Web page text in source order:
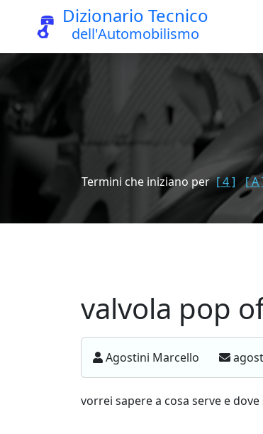
Dizionario Tecnico
dell'Automobilismo
Termini che iniziano per [ 4 ] [ A
valvola pop
Agostini Marcello
vorrei sapere a cosa serve e